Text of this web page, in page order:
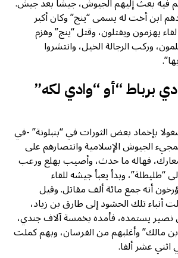
ابن أخت له يسمى “ينج” وكان أكبر
يهزمون ويقتلون، وقتل “ينج” وهزم
وركب الرجالة الخيل، وانتشروا
برباط “أو “وادي لكه”
بإخماد بعض الثورات في “بنبلونة” -في
الجيوش الإسلامية وانتصارهم على
فهاله ما حدث، وأصيب بهلع ورعب
“طليطلة”، وبدأ يعبأ جيشه للقاء
أنه جمع مائة ألف مقاتل. وقيل
أنباء تلك الحشود إلى طارق بن زياد،
يستمده، فأمده بخمسة آلاف جندي،
مالك” وأغلبهم من الفرسان، وبهم كملت
عشر ألفا.